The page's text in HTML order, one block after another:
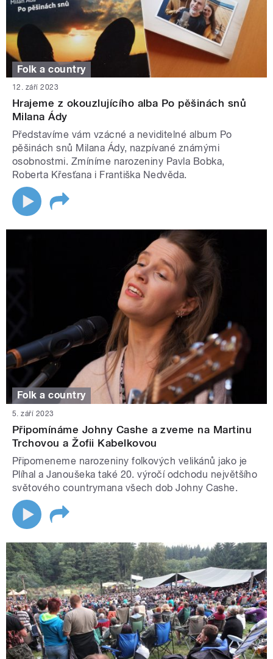
Folk a country
12. září 2023
Hrajeme z okouzlujícího alba Po pěšinách snů
Milana Ády
Představíme vám vzácné a neviditelné album Po
pěšinách snů Milana Ády, nazpívané známými
osobnostmi. Zmíníme narozeniny Pavla Bobka,
Roberta Křesťana i Františka Nedvěda.
Folk a country
5. září 2023
Připomínáme Johny Cashe a zveme na Martinu
Trchovou a Žofii Kabelkovou
Připomeneme narozeniny folkových velikánů jako je
Plíhal a Janoušeka také 20. výročí odchodu největšího
světového countrymana všech dob Johny Cashe.